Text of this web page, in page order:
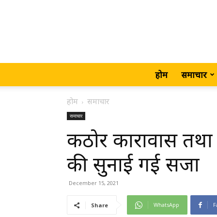
होम समाचार
होम समाचार
समाचार
कठोर कारावास
की सुनाई गई सजा
December 15, 2021
Share WhatsApp